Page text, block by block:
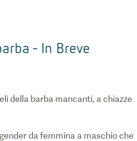
- In Breve
della barba mancanti, a chiazze
da femmina a maschio che